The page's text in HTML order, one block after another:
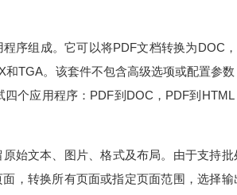
序组成。它可以将PDF文档转换为DOC
TGA。该套件不包含高级选项或配置参
个应用程序：PDF到DOC，PDF到
始文本、图片、格式及布局。由于支持批
，转换所有页面或指定页面范围，选择